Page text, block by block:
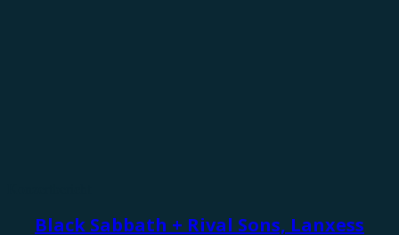
Black Sabbath + Rival Sons, Lanxess